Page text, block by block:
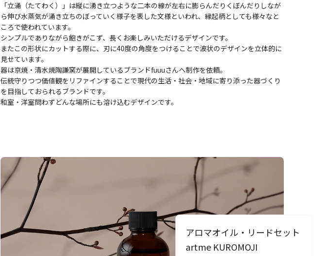
アロマオイル・リードセット
artme KUROMOJI
「立涌（たてわく）」は縦に湧き立つような二本の線が左右に膨らんだりくぼんだりしなが
ら伸び水蒸気が涌き立ちのぼっていく様子を表した文様といわれ、縁起柄としても様々なと
ころで使われています。
シンプルでありながら飽きがこず、長くお楽しみいただけるデザインです。
またこの形状にカットする際に、刃に40度の角度をつけることで波状のデザインを立体的に
見せています。
器は京焼・清水焼陶謙窯が展開しているブランドfuuuさんへ制作を依頼。
伝統守りつつ価値観をリファインすることで現代の生活・社会・地域に寄り添った器づくり
を目指しておられるブランドです。
和室・洋室問わずどんな場所にも溶け込むデザインです。